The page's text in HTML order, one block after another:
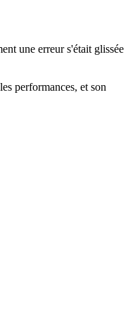
une erreur s'était glissée
performances, et son